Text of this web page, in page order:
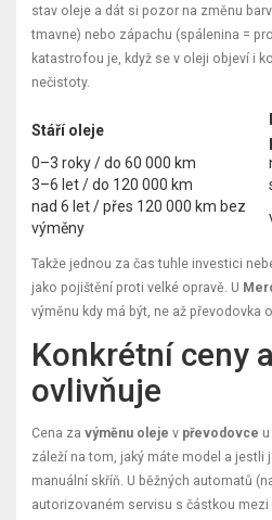
stav oleje a dát si pozor na změnu
tmavne) nebo zápachu (spálenina =
katastrofou je, když se v oleji objeví i
nečistoty.
Stáří oleje
0–3 roky / do 60 000 km
3–6 let / do 120 000 km
nad 6 let / přes 120 000 km bez
výměny
Takže jednou za čas tuhle investici
jako pojištění proti velké opravě. U
výměnu kdy má být, ne až převodovka
Konkrétní ceny
ovlivňuje
Cena za výměnu oleje v převodovce u
záleží na tom, jaký máte model a jestli
manuální skříň. U běžných automatů
autorizovaném servisu s částkou mezi